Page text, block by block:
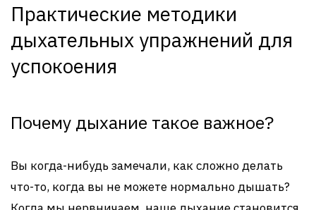
Практические методики
дыхательных упражнений для
успокоения
Почему дыхание такое важное?
Вы когда-нибудь замечали, как сложно делать
что-то, когда вы не можете нормально дышать?